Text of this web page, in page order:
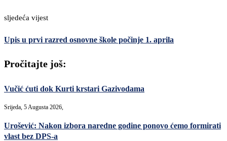
sljedeća vijest
Upis u prvi razred osnovne škole počinje 1. aprila
Pročitajte još:
Vučić ćuti dok Kurti krstari Gazivodama
Srijeda, 5 Augusta 2026,
Urošević: Nakon izbora naredne godine ponovo ćemo formirati
vlast bez DPS-a